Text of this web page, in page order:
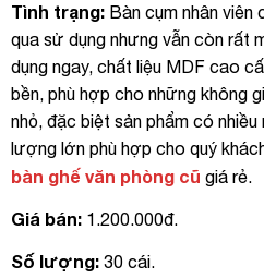
Tình trạng: Bàn cụm nhân viên
qua sử dụng nhưng vẫn còn rất
dụng ngay, chất liệu MDF cao
bền, phù hợp cho những không
nhỏ, đặc biệt sản phẩm có
lượng lớn phù hợp cho quý
bàn ghế văn phòng cũ giá rẻ.
Giá bán: 1.200.000đ.
Số lượng: 30 cái.